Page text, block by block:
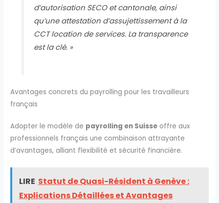
d’autorisation SECO et cantonale, ainsi
qu’une attestation d’assujettissement à la
CCT location de services. La transparence
est la clé. »
Avantages concrets du payrolling pour les travailleurs
français
Adopter le modèle de payrolling en Suisse offre aux
professionnels français une combinaison attrayante
d’avantages, alliant flexibilité et sécurité financière.
LIRE Statut de Quasi-Résident à Genève :
Explications Détaillées et Avantages